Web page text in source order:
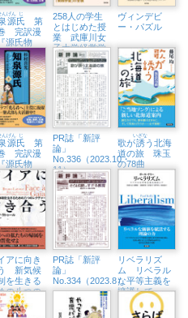
ん
源
げん
氏
じ
第
完訳漫
源氏物
258人の学生
とはじめた授
業 武庫川女
子大学経営学
部、テイクオ
フ
ヴィンデビ
ー・パズル
ん
源
げん
氏
じ
第
完訳漫
源氏物
PR誌「新評
論」
No.336（2023.10・
11）
歌が誘
いざな
う北海
道の旅 珠玉
の78曲
アに向き
新気候
を生きる
の八つの
チャー
PR誌「新評
論」
No.334（2023.8）
リベラリズ
ム リベラル
な平等主義を
擁護して